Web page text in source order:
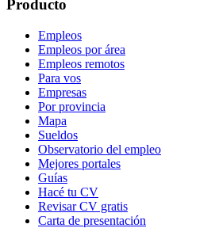
Producto
Empleos
Empleos por área
Empleos remotos
Para vos
Empresas
Por provincia
Mapa
Sueldos
Observatorio del empleo
Mejores portales
Guías
Hacé tu CV
Revisar CV gratis
Carta de presentación